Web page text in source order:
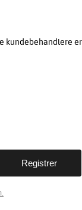
kundebehandlere